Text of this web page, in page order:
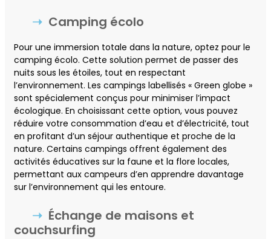
Camping écolo
Pour une immersion totale dans la nature, optez pour le
camping écolo. Cette solution permet de passer des
nuits sous les étoiles, tout en respectant
l’environnement. Les campings labellisés « Green globe »
sont spécialement conçus pour minimiser l’impact
écologique. En choisissant cette option, vous pouvez
réduire votre consommation d’eau et d’électricité, tout
en profitant d’un séjour authentique et proche de la
nature. Certains campings offrent également des
activités éducatives sur la faune et la flore locales,
permettant aux campeurs d’en apprendre davantage
sur l’environnement qui les entoure.
Échange de maisons et
couchsurfing